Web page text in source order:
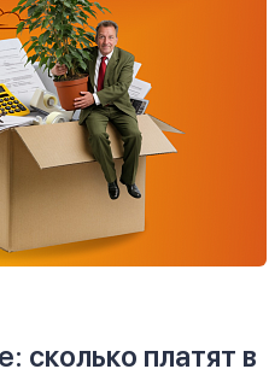
сколько платят в